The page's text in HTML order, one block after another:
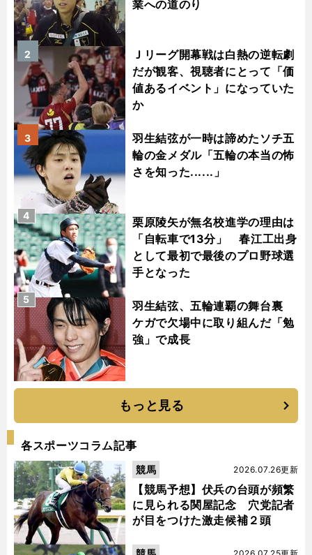
業への道のり
Ｊリーグ開幕戦は白熱の逆転劇
だが観客、視聴者にとって「価
値あるイベント」になっていた
か
2
羽生結弦が一時は諦めたソチ五
輪の金メダル「五輪の本当の怖
さを知った......」
3
栗原陵矢が無名校進学の理由は
「自転車で13分」 春江工出身
として最初で最後のプロ野球選
手となった
4
羽生結弦、五輪連覇の舞台裏
ケガで欠場中に取り組んだ「勉
強」で成長
5
もっと見る
各スポーツコラム記事
【競馬予想】伏兵の台頭が頻繁
に見られる関屋記念 穴党記者
が目をつけた激走候補２頭
2026.07.26更新
競馬